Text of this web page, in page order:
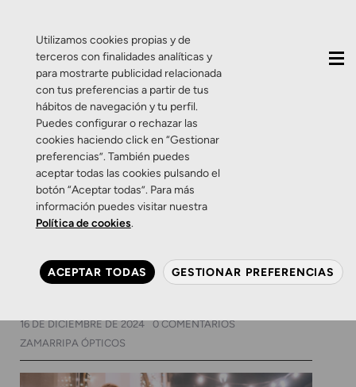
Etiqueta:navidad
Consejos Salud Visual
Salud visual infantil
Zamarripa Ópticos
Navidad también sea dulce
16 DE DICIEMBRE DE 2024
0 COMENTARIOS
ZAMARRIPA ÓPTICOS
Utilizamos cookies propias y de
terceros con finalidades analíticas y
para mostrarte publicidad relacionada
con tus preferencias a partir de tus
hábitos de navegación y tu perfil.
Puedes configurar o rechazar las
cookies haciendo click en “Gestionar
preferencias”. También puedes
aceptar todas las cookies pulsando el
botón “Aceptar todas”. Para más
información puedes visitar nuestra
Política de cookies.
ACEPTAR TODAS GESTIONAR PREFERENCIAS